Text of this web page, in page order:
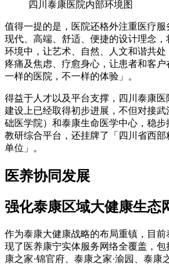
四川泰康医院内部环境图
值得一提的是，医院还格外注重医疗
现代、高端、舒适、便捷的设计理念
环境中，让艺术、自然、人文和谐共
疼痛及焦虑、疗愈身心，让患者和客
一样的医院，不一样的体验」。
得益于人才以及平台支撑，四川泰康
建设上已经取得初步进展，不但对接
础医学院）和泰康生命医学中心，稳
教研综合平台，还挂牌了「四川省西
单位」。
医养协同发展
强化泰康区域大健康生态
作为泰康大健康战略的布局重镇，目
现了医养康宁实体服务网络全覆盖，包
康之家·锦官府、泰康之家·渝园、泰康